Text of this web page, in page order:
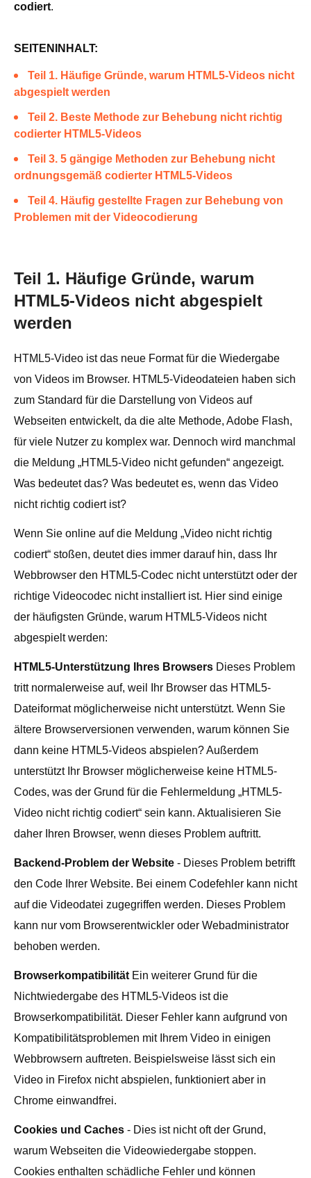
codiert.
SEITENINHALT:
Teil 1. Häufige Gründe, warum HTML5-Videos nicht
abgespielt werden
Teil 2. Beste Methode zur Behebung nicht richtig
codierter HTML5-Videos
Teil 3. 5 gängige Methoden zur Behebung nicht
ordnungsgemäß codierter HTML5-Videos
Teil 4. Häufig gestellte Fragen zur Behebung von
Problemen mit der Videocodierung
Teil 1. Häufige Gründe, warum
HTML5-Videos nicht abgespielt
werden
HTML5-Video ist das neue Format für die Wiedergabe
von Videos im Browser. HTML5-Videodateien haben sich
zum Standard für die Darstellung von Videos auf
Webseiten entwickelt, da die alte Methode, Adobe Flash,
für viele Nutzer zu komplex war. Dennoch wird manchmal
die Meldung „HTML5-Video nicht gefunden“ angezeigt.
Was bedeutet das? Was bedeutet es, wenn das Video
nicht richtig codiert ist?
Wenn Sie online auf die Meldung „Video nicht richtig
codiert“ stoßen, deutet dies immer darauf hin, dass Ihr
Webbrowser den HTML5-Codec nicht unterstützt oder der
richtige Videocodec nicht installiert ist. Hier sind einige
der häufigsten Gründe, warum HTML5-Videos nicht
abgespielt werden:
HTML5-Unterstützung Ihres Browsers Dieses Problem
tritt normalerweise auf, weil Ihr Browser das HTML5-
Dateiformat möglicherweise nicht unterstützt. Wenn Sie
ältere Browserversionen verwenden, warum können Sie
dann keine HTML5-Videos abspielen? Außerdem
unterstützt Ihr Browser möglicherweise keine HTML5-
Codes, was der Grund für die Fehlermeldung „HTML5-
Video nicht richtig codiert“ sein kann. Aktualisieren Sie
daher Ihren Browser, wenn dieses Problem auftritt.
Backend-Problem der Website - Dieses Problem betrifft
den Code Ihrer Website. Bei einem Codefehler kann nicht
auf die Videodatei zugegriffen werden. Dieses Problem
kann nur vom Browserentwickler oder Webadministrator
behoben werden.
Browserkompatibilität Ein weiterer Grund für die
Nichtwiedergabe des HTML5-Videos ist die
Browserkompatibilität. Dieser Fehler kann aufgrund von
Kompatibilitätsproblemen mit Ihrem Video in einigen
Webbrowsern auftreten. Beispielsweise lässt sich ein
Video in Firefox nicht abspielen, funktioniert aber in
Chrome einwandfrei.
Cookies und Caches - Dies ist nicht oft der Grund,
warum Webseiten die Videowiedergabe stoppen.
Cookies enthalten schädliche Fehler und können